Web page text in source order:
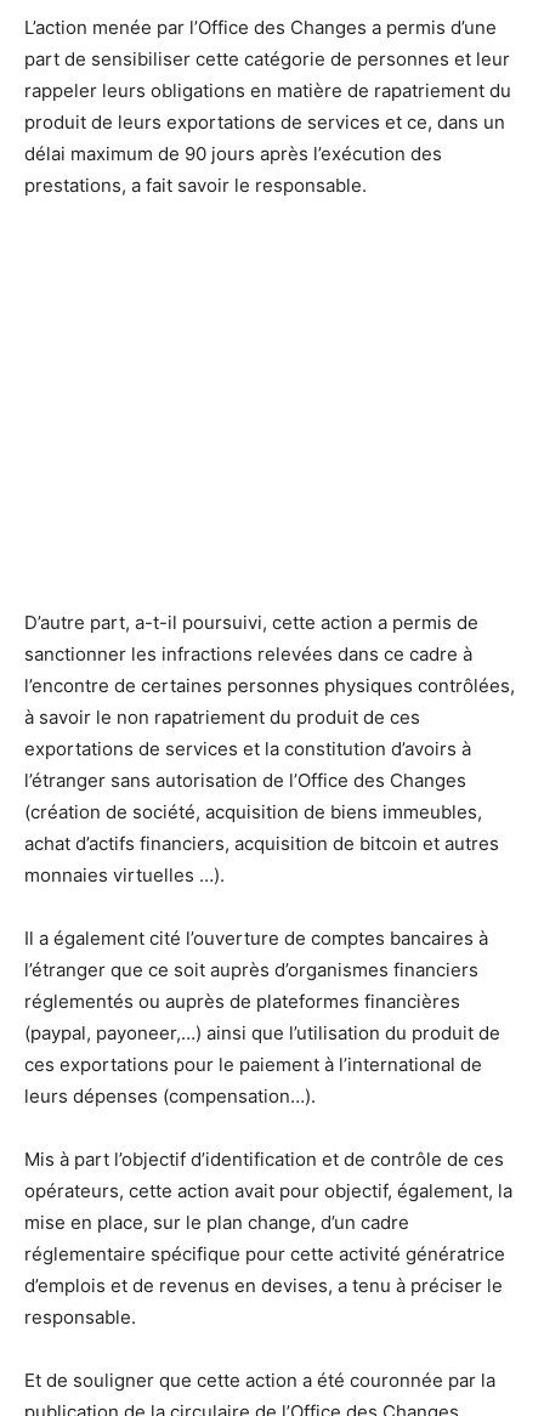
L’action menée par l’Office des Changes a permis d’une
part de sensibiliser cette catégorie de personnes et leur
rappeler leurs obligations en matière de rapatriement du
produit de leurs exportations de services et ce, dans un
délai maximum de 90 jours après l’exécution des
prestations, a fait savoir le responsable.
D’autre part, a-t-il poursuivi, cette action a permis de
sanctionner les infractions relevées dans ce cadre à
l’encontre de certaines personnes physiques contrôlées,
à savoir le non rapatriement du produit de ces
exportations de services et la constitution d’avoirs à
l’étranger sans autorisation de l’Office des Changes
(création de société, acquisition de biens immeubles,
achat d’actifs financiers, acquisition de bitcoin et autres
monnaies virtuelles …).
Il a également cité l’ouverture de comptes bancaires à
l’étranger que ce soit auprès d’organismes financiers
réglementés ou auprès de plateformes financières
(paypal, payoneer,…) ainsi que l’utilisation du produit de
ces exportations pour le paiement à l’international de
leurs dépenses (compensation…).
Mis à part l’objectif d’identification et de contrôle de ces
opérateurs, cette action avait pour objectif, également, la
mise en place, sur le plan change, d’un cadre
réglementaire spécifique pour cette activité génératrice
d’emplois et de revenus en devises, a tenu à préciser le
responsable.
Et de souligner que cette action a été couronnée par la